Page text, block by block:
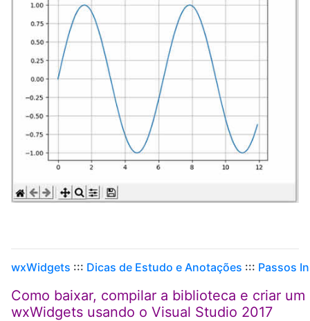
wxWidgets ::: Dicas de Estudo e Anotações ::: Passos
Como baixar, compilar a biblioteca e criar
wxWidgets usando o Visual Studio 2017